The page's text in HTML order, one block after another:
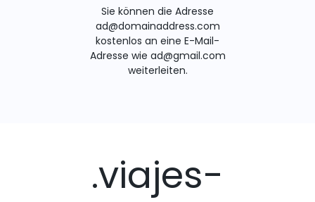
Sie können die Adresse
ad@domainaddress.com
kostenlos an eine E-Mail-
Adresse wie ad@gmail.com
weiterleiten.
.viajes-